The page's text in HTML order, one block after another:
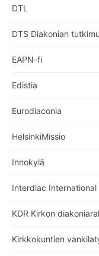
DTL
DTS Diakonian
EAPN-fi
Edistia
Eurodiaconia
HelsinkiMissio
Innokylä
Interdiac
KDR Kirkon
Kirkkokuntien